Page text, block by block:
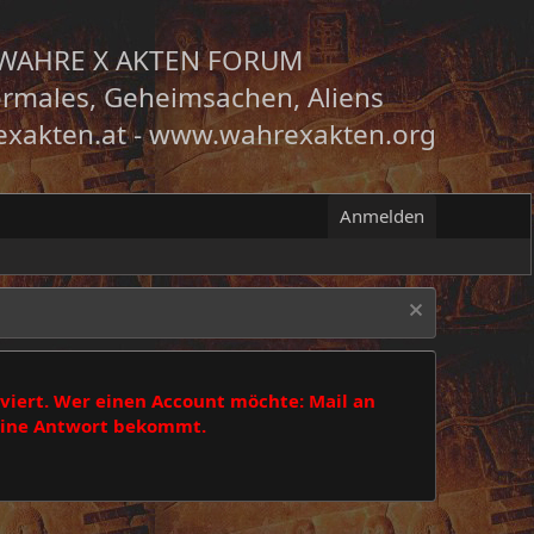
X AKTEN FORUM
Geheimsachen, Aliens
-www.wahrexakten.org
Anmelden
Wer einen Account möchte: Mail an
Antwort bekommt.